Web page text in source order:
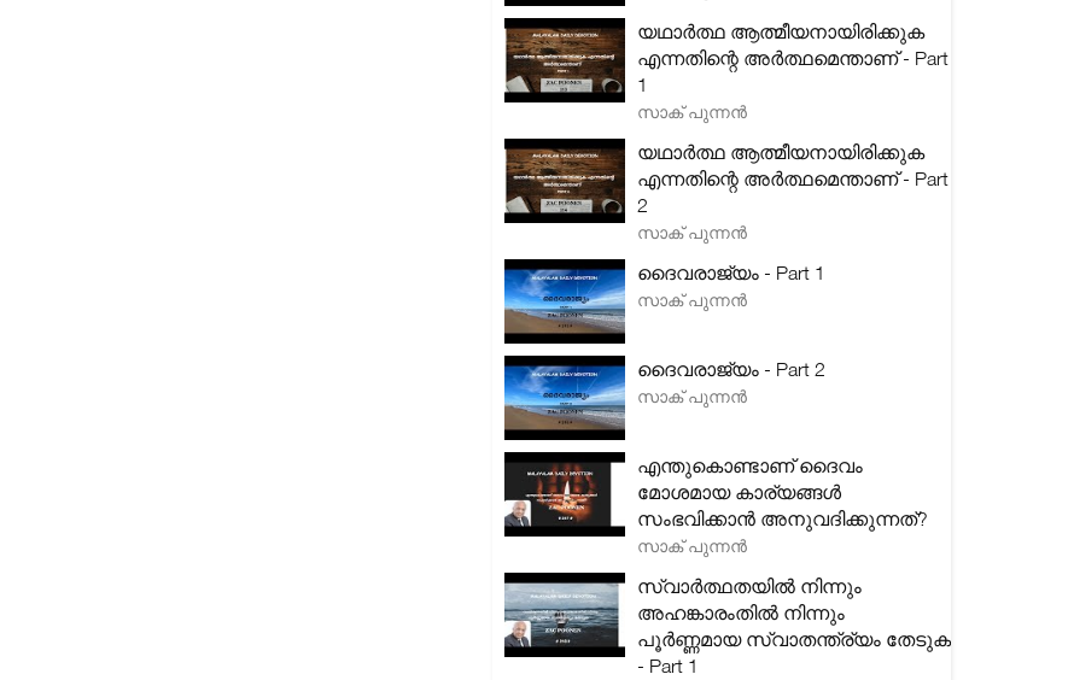
യഥാർത്ഥ ആത്മീയനായിരിക്കുക
എന്നതിന്റെ അർത്ഥമെന്താണ് - Part
1
സാക് പുന്നൻ
യഥാർത്ഥ ആത്മീയനായിരിക്കുക
എന്നതിന്റെ അർത്ഥമെന്താണ് - Part
2
സാക് പുന്നൻ
ദൈവരാജ്യം - Part 1
സാക് പുന്നൻ
ദൈവരാജ്യം - Part 2
സാക് പുന്നൻ
എന്തുകൊണ്ടാണ് ദൈവം
മോശമായ കാര്യങ്ങൾ
സംഭവിക്കാൻ അനുവദിക്കുന്നത്?
സാക് പുന്നൻ
സ്വാർത്ഥതയിൽ നിന്നും
അഹങ്കാരംതിൽ നിന്നും
പൂർണ്ണമായ സ്വാതന്ത്ര്യം തേടുക
- Part 1